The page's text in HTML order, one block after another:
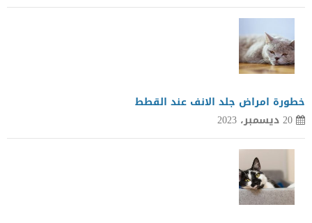
خطورة امراض جلد الانف عند القطط
20 ديسمبر، 2023